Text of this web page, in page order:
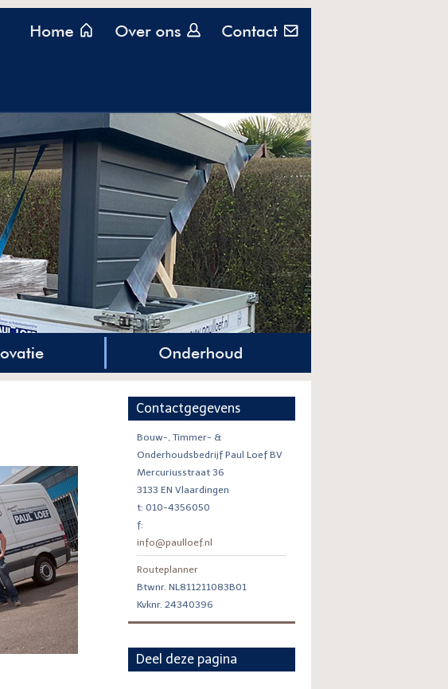
Contactgegevens
Bouw-, Timmer- &
Onderhoudsbedrijf Paul Loef BV
Mercuriusstraat 36
3133 EN Vlaardingen
t: 010-4356050
f:
info@paulloef.nl
Routeplanner
Btwnr. NL811211083B01
Kvknr. 24340396
Deel deze pagina